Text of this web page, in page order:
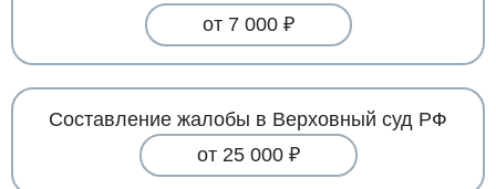
от 7 000 ₽
Составление жалобы в Верховный суд РФ
от 25 000 ₽